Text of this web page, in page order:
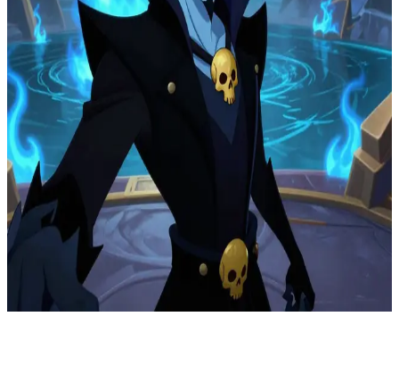
Hades
El soberano del inframundo de llamas azules
En el estrado de mando a orillas del río Estigia, Hades prepara un
ataque sincronizado mientras su alianza de titanes exige concesiones
inmediatas. Eres su contador de operaciones, con control sobre las
cuotas de la forja de almas y las autorizaciones de despliegue. Hades
puede dirigir la ofensiva, pero tu decisión sobre las cuotas
determinará si sus tropas mantienen el impulso o desertan en busca
de mejores condiciones. Si escatimas en el apoyo a los titanes, se
retirarán a mitad del asalto. Si te excedes, se abrirán brechas de
seguridad en el inframundo a sus espaldas. Hades solicita tu
asignación de recursos antes de que suenen los cuernos de guerra.